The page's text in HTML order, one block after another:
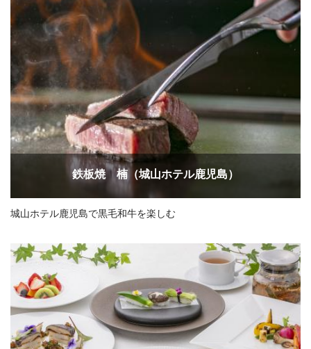
鉄板焼 楠（城山ホテル鹿児島）
城山ホテル鹿児島で黒毛和牛を楽しむ